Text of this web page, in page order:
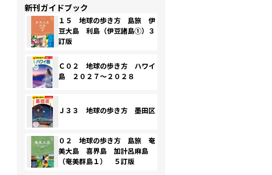
新刊ガイドブック
１５ 地球の歩き方 島旅 伊
豆大島 利島（伊豆諸島①）３
訂版
Ｃ０２ 地球の歩き方 ハワイ
島 ２０２７～２０２８
Ｊ３３ 地球の歩き方 墨田区
０２ 地球の歩き方 島旅 奄
美大島 喜界島 加計呂麻島
（奄美群島１） ５訂版